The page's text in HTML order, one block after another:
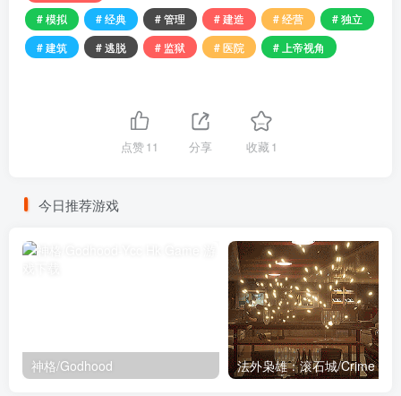
# 模拟
# 经典 # 管理 # 建造 # 经营
# 独立
# 建筑
# 逃脱 # 监狱 # 医院 # 上帝视角
点赞11 分享 收藏 1
今日推荐游戏
神格/Godhood